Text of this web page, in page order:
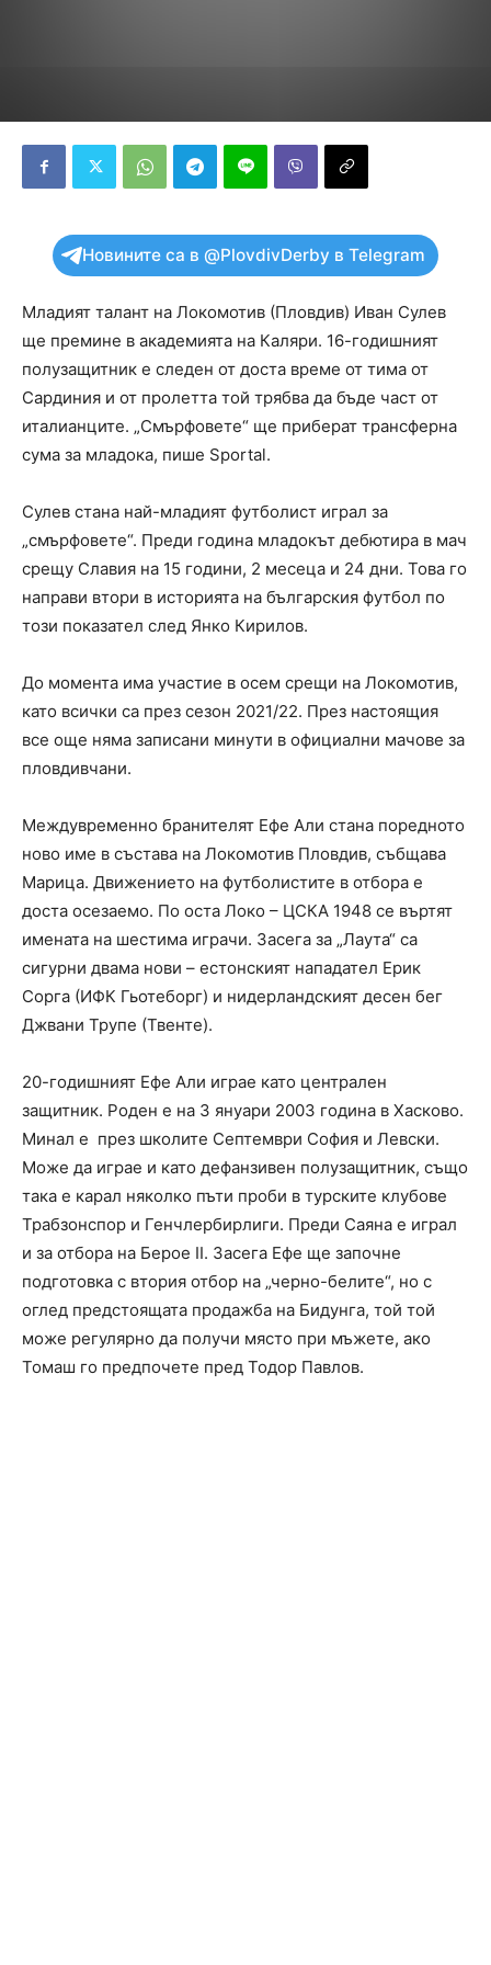
Новините са в @PlovdivDerby в Telegram
Младият талант на Локомотив (Пловдив) Иван Сулев
ще премине в академията на Каляри. 16-годишният
полузащитник е следен от доста време от тима от
Сардиния и от пролетта той трябва да бъде част от
италианците. „Смърфовете“ ще приберат трансферна
сума за младока, пише Sportal.
Сулев стана най-младият футболист играл за
„смърфовете“. Преди година младокът дебютира в мач
срещу Славия на 15 години, 2 месеца и 24 дни. Това го
направи втори в историята на българския футбол по
този показател след Янко Кирилов.
До момента има участие в осем срещи на Локомотив,
като всички са през сезон 2021/22. През настоящия
все още няма записани минути в официални мачове за
пловдивчани.
Междувременно бранителят Ефе Али стана поредното
ново име в състава на Локомотив Пловдив, събщава
Марица. Движението на футболистите в отбора е
доста осезаемо. По оста Локо – ЦСКА 1948 се въртят
имената на шестима играчи. Засега за „Лаута“ са
сигурни двама нови – естонският нападател Ерик
Сорга (ИФК Гьотеборг) и нидерландският десен бег
Джвани Трупе (Твенте).
20-годишният Ефе Али играе като централен
защитник. Роден е на 3 януари 2003 година в Хасково.
Минал е през школите Септември София и Левски.
Може да играе и като дефанзивен полузащитник, също
така е карал няколко пъти проби в турските клубове
Трабзонспор и Генчлербирлиги. Преди Саяна е играл
и за отбора на Берое II. Засега Ефе ще започне
подготовка с втория отбор на „черно-белите“, но с
оглед предстоящата продажба на Бидунга, той той
може регулярно да получи място при мъжете, ако
Томаш го предпочете пред Тодор Павлов.